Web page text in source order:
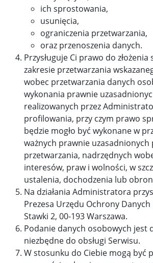
ich sprostowania,
usunięcia,
ograniczenia przetwarzania,
oraz przenoszenia danych.
Przysługuje Ci prawo do
zakresie przetwarzania
wobec przetwarzania danych
wykonania prawnie
realizowanych przez
profilowania, przy czym prawo
będzie mogło być wykonane w
ważnych prawnie uzasadnionych
przetwarzania, nadrzędnych
interesów, praw i wolności, w
ustalenia, dochodzenia lub
Na działania Administratora
Prezesa Urzędu Ochrony
Stawki 2, 00-193 Warszawa.
Podanie danych osobowych jest
niezbędne do obsługi Serwisu.
W stosunku do Ciebie mogą być